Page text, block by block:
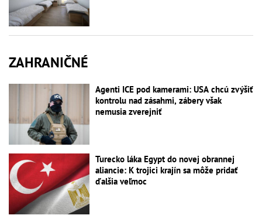
ZAHRANIČNÉ
Agenti ICE pod kamerami: USA chcú zvýšiť
kontrolu nad zásahmi, zábery však
nemusia zverejniť
Turecko láka Egypt do novej obrannej
aliancie: K trojici krajín sa môže pridať
ďalšia veľmoc